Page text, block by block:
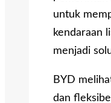
untuk
kendaraan
menjadi
BYD
dan